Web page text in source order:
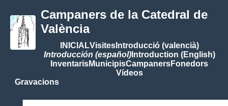
Campaners de la Catedral de
València
INICIALVisitesIntroducció (valencià)
Introducción (español)Introduction (English)
InventarisMunicipisCampanersFonedors
Vídeos
Gravacions